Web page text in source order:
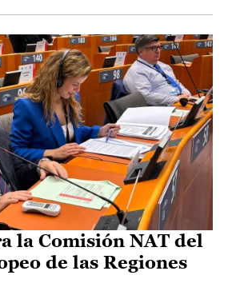
la Comisión NAT del
de las Regiones